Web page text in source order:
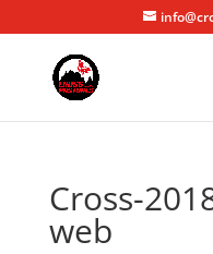
Cross-
web